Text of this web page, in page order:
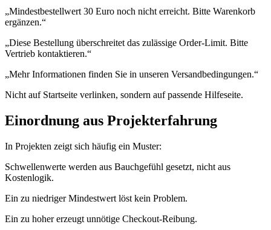
„Mindestbestellwert 30 Euro noch nicht erreicht. Bitte Warenkorb
ergänzen.“
„Diese Bestellung überschreitet das zulässige Order-Limit. Bitte
Vertrieb kontaktieren.“
„Mehr Informationen finden Sie in unseren Versandbedingungen.“
Nicht auf Startseite verlinken, sondern auf passende Hilfeseite.
Einordnung aus Projekterfahrung
In Projekten zeigt sich häufig ein Muster:
Schwellenwerte werden aus Bauchgefühl gesetzt, nicht aus
Kostenlogik.
Ein zu niedriger Mindestwert löst kein Problem.
Ein zu hoher erzeugt unnötige Checkout-Reibung.